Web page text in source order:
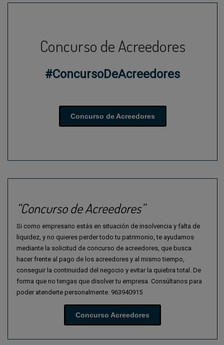
Concurso de Acreedores
#ConcursoDeAcreedores
Concurso de Acreedores
“Concurso de Acreedores”
Si como empresario estás en situación de insolvencia y falta de
liquidez, y no quieres perder todo tu patrimonio, te ayudamos
mediante la solicitud de concurso de acreedores, que busca
hacer frente al pago de los acreedores y al mismo tiempo,
conseguir la continuidad del negocio y evitar la quiebra total. De
forma que no tengas que disolver tu empresa. Consúltanos para
poder atenderte personalmente. 963940915
Concurso Acreedores